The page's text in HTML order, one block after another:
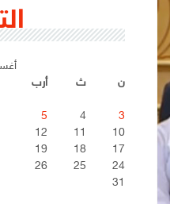
ن
ث أرب
3
4
5
10
11
12
17
18
19
24
25
26
31